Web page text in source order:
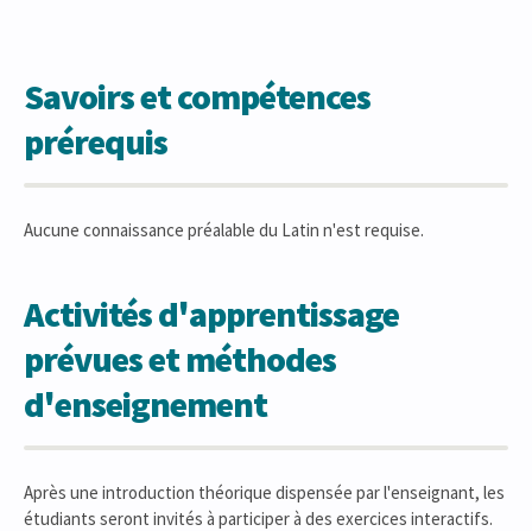
Savoirs et compétences
prérequis
Aucune connaissance préalable du Latin n'est requise.
Activités d'apprentissage
prévues et méthodes
d'enseignement
Après une introduction théorique dispensée par l'enseignant, les
étudiants seront invités à participer à des exercices interactifs.